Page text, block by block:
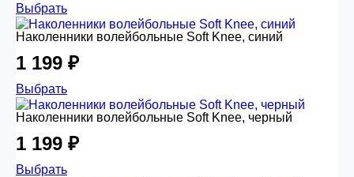
Выбрать
Наколенники волейбольные Soft Knee, синий
1 199 ₽
Выбрать
Наколенники волейбольные Soft Knee, черный
1 199 ₽
Выбрать